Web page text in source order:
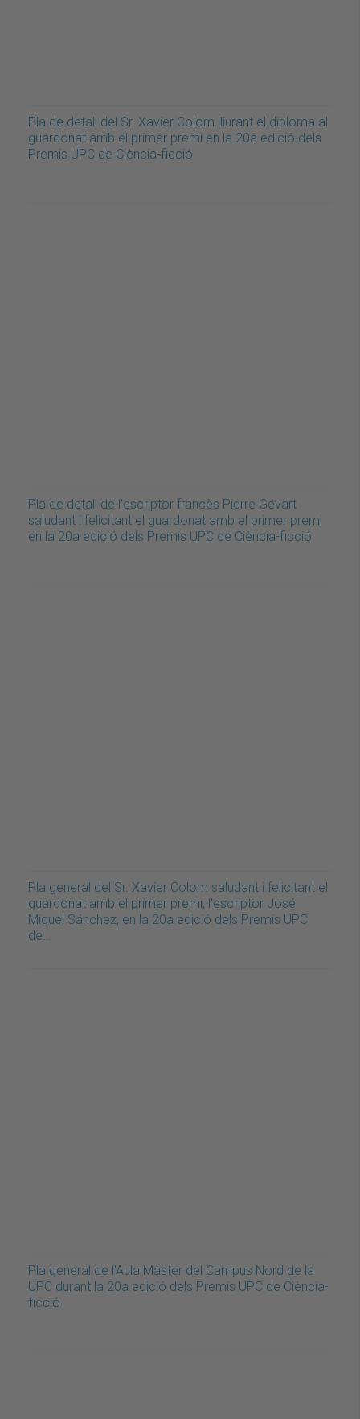
Pla de detall del Sr. Xavier Colom lliurant el diploma al
guardonat amb el primer premi en la 20a edició dels
Premis UPC de Ciència-ficció
Pla de detall de l'escriptor francès Pierre Gévart
saludant i felicitant el guardonat amb el primer premi
en la 20a edició dels Premis UPC de Ciència-ficció
Pla general del Sr. Xavier Colom saludant i felicitant el
guardonat amb el primer premi, l'escriptor José
Miguel Sánchez, en la 20a edició dels Premis UPC
de…
Pla general de l'Aula Màster del Campus Nord de la
UPC durant la 20a edició dels Premis UPC de Ciència-
ficció